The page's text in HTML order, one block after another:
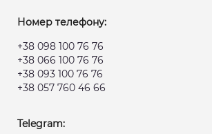
Номер телефону:
+38 098 100 76 76
+38 066 100 76 76
+38 093 100 76 76
+38 057 760 46 66
Telegram: